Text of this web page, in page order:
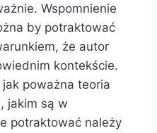
Wspomnienie
by potraktować
że autor
kontekście.
poważna teoria
jakim są w
potraktować należy